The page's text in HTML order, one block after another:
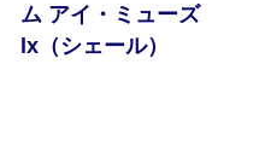
ム アイ・ミューズ
lx（シェール）